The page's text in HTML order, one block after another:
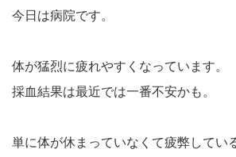
今日は病院です。
体が猛烈に疲れやすくなっています。
採血結果は最近では一番不安かも。
単に体が休まっていなくて疲弊してい